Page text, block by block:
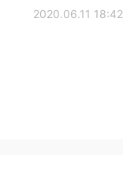
2020.06.11 18:42